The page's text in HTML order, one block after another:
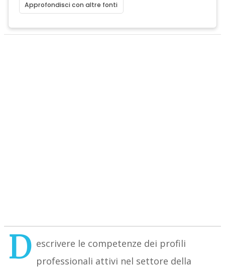
Approfondisci con altre fonti
D escrivere le competenze dei profili
professionali attivi nel settore della